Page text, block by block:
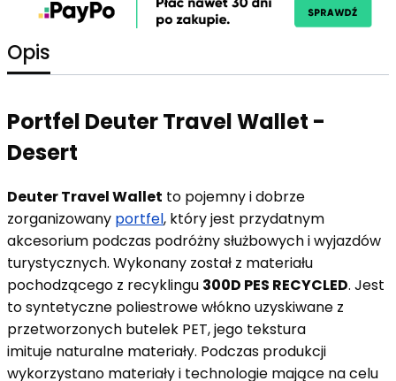
Opis
Portfel Deuter Travel Wallet -
Desert
Deuter Travel Wallet to pojemny i dobrze
zorganizowany portfel, który jest przydatnym
akcesorium podczas podróżny służbowych i wyjazdów
turystycznych. Wykonany został z materiału
pochodzącego z recyklingu 300D PES RECYCLED. Jest
to syntetyczne poliestrowe włókno uzyskiwane z
przetworzonych butelek PET, jego tekstura
imituje naturalne materiały. Podczas produkcji
wykorzystano materiały i technologie mające na celu